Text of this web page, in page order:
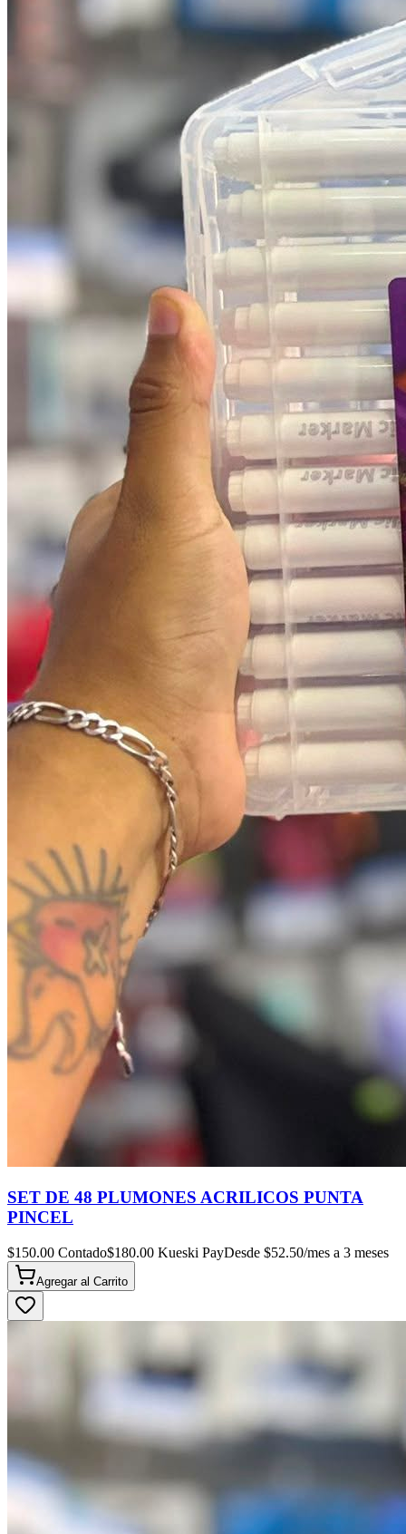
SET DE 48 PLUMONES ACRILICOS PUNTA
PINCEL
$150.00 Contado$180.00 Kueski PayDesde $52.50/mes a 3 meses
Agregar al Carrito